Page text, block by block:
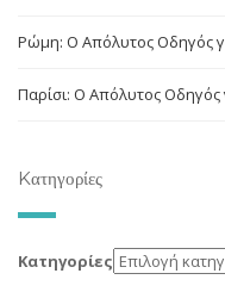
Ρώμη: Ο Απόλυτος Οδηγός
Παρίσι: Ο Απόλυτος Οδηγός
Kατηγορίες
Kατηγορίες